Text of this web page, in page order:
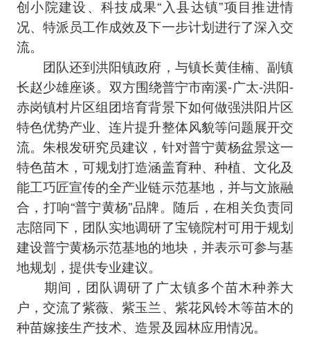
创小院建设、科技成果“入县达镇”项目推进情
况、特派员工作成效及下一步计划进行了深入交
流。
团队还到洪阳镇政府，与镇长黄佳楠、副镇
长赵少雄座谈。双方围绕普宁市南溪-广太-洪阳-
赤岗镇村片区组团培育背景下如何做强洪阳片区
特色优势产业、连片提升整体风貌等问题展开交
流。朱根发研究员建议，针对普宁黄杨盆景这一
特色苗木，可规划打造涵盖育种、种植、文化及
能工巧匠宣传的全产业链示范基地，并与文旅融
合，打响“普宁黄杨”品牌。随后，在相关负责同
志陪同下，团队实地调研了宝镜院村可用于规划
建设普宁黄杨示范基地的地块，并表示可参与基
地规划，提供专业建议。
期间，团队调研了广太镇多个苗木种养大
户，交流了紫薇、紫玉兰、紫花风铃木等苗木的
种苗嫁接生产技术、造景及园林应用情况。